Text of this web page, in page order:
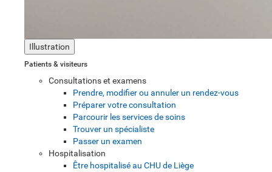
Illustration
Patients & visiteurs
Consultations et examens
Prendre, modifier ou annuler un rendez-vous
Préparer votre consultation
Parcourir les services de soins
Trouver un spécialiste
Passer un examen
Hospitalisation
Être hospitalisé au CHU de Liège